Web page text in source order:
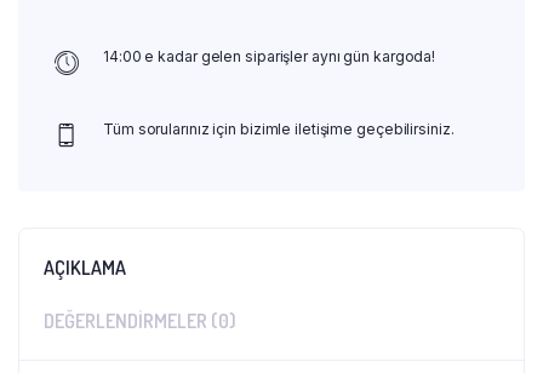
14:00 e kadar gelen siparişler aynı gün kargoda!
Tüm sorularınız için bizimle iletişime geçebilirsiniz.
AÇIKLAMA
DEĞERLENDIRMELER (0)